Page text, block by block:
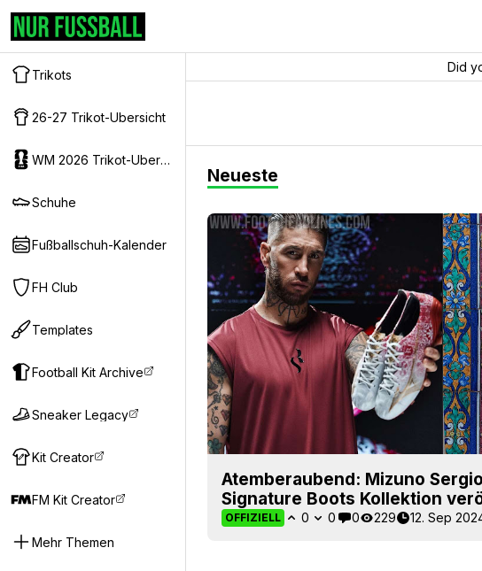
Trikots
26-27 Trikot-Ubersicht
WM 2026 Trikot-Ubersicht
Schuhe
Fußballschuh-Kalender
FH Club
Templates
Football Kit Archive
Sneaker Legacy
Kit Creator
FM Kit Creator
Mehr Themen
Did
Neueste
Atemberaubend: Mizuno
Signature Boots Kollektion
OFFIZIELL 0 0 0 229 12. Sep